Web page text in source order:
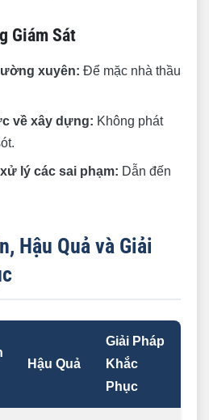
Giám Sát
xuyên: Để mặc nhà thầu
về xây dựng: Không phát
lý các sai phạm: Dẫn đến
Hậu Quả và Giải
Hậu Quả
Giải Pháp
Khắc
Phục